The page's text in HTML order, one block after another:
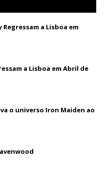
a Lisboa em
a Lisboa em Abril de
o universo Iron Maiden ao